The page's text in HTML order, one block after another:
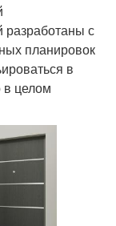
с
планировок
в
в целом